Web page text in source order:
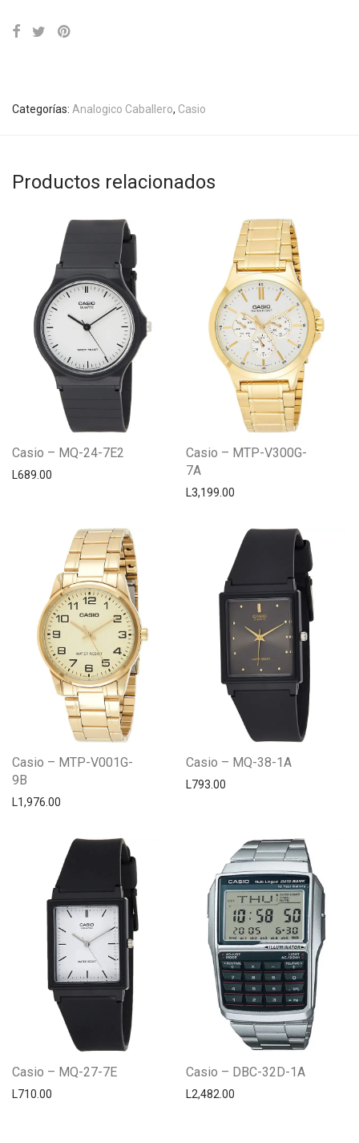
Categorías: Analogico Caballero, Casio
Productos relacionados
Casio – MQ-24-7E2
L689.00
Casio – MTP-V300G-
7A
L3,199.00
Casio – MTP-V001G-
9B
L1,976.00
Casio – MQ-38-1A
L793.00
Casio – MQ-27-7E
L710.00
Casio – DBC-32D-1A
L2,482.00